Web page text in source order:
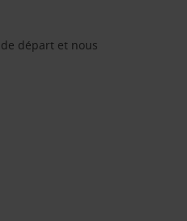
départ et nous